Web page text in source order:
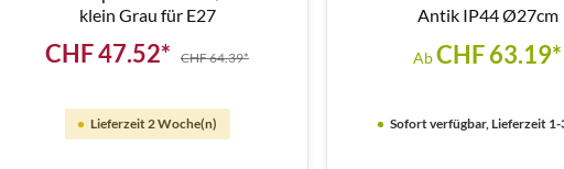
klein Grau für E27
CHF 47.52* CHF 64.39*
Lieferzeit 2 Woche(n)
Antik IP44 Ø27cm
AbCHF 63.19*
Sofort verfügbar, Lieferzeit 1-